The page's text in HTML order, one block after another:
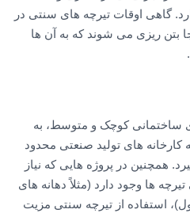
گاهی اوقات تیرچه های سنتی در
بتن ریزی می شوند که به آن ها
ساختمانی کوچک و متوسط، به
های تولید صنعتی محدود
همچنین در پروژه هایی که نیاز
ها وجود دارد (مثلاً دهانه های
استفاده از تیرچه سنتی مزیت